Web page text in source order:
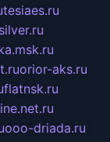
tesiaes.ru
orior-aks.ru
flatnsk.ru
ooo-driada.ru